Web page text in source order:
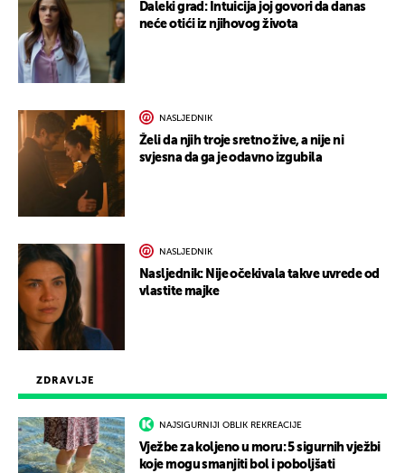
ZDRAVLJE
NAJSIGURNIJI OBLIK REKREACIJE
Vježbe za koljeno u moru: 5 sigurnih vježbi
koje mogu smanjiti bol i poboljšati
Daleki grad: Intuicija joj govori da danas
neće otići iz njihovog života
NASLJEDNIK
Želi da njih troje sretno žive, a nije ni
svjesna da ga je odavno izgubila
NASLJEDNIK
Nasljednik: Nije očekivala takve uvrede od
vlastite majke